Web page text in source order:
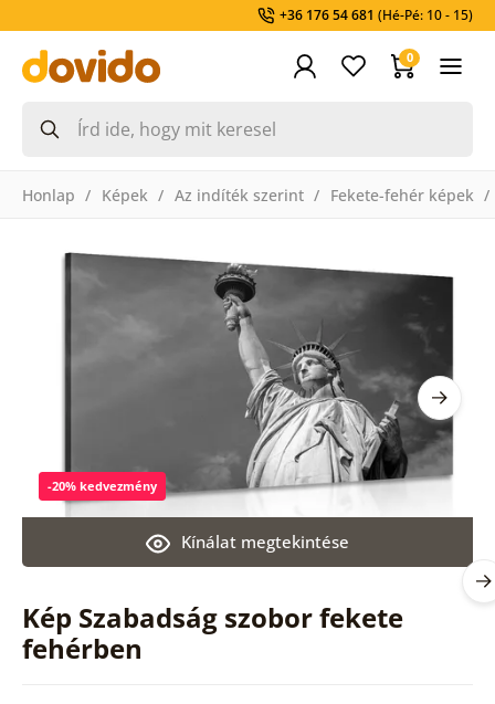
+36 176 54 681 (Hé-Pé: 10 - 15)
0
Honlap Képek Az indíték szerint Fekete-fehér képek
Kép Szabadság szobor fekete
fehérben
Kínálat megtekintése
-20% kedvezmény